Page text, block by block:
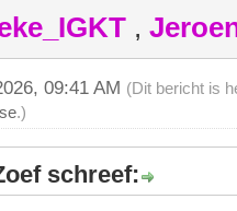
,
09:41 AM (Dit bericht is
.)
schreef: